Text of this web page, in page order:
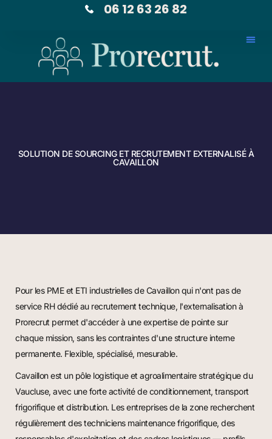
06 12 63 26 82
SOLUTION DE SOURCING ET RECRUTEMENT EXTERNALISÉ À
CAVAILLON
Pour les PME et ETI industrielles de Cavaillon qui n'ont pas de
service RH dédié au recrutement technique, l'externalisation à
Prorecrut permet d'accéder à une expertise de pointe sur
chaque mission, sans les contraintes d'une structure interne
permanente. Flexible, spécialisé, mesurable.
Cavaillon est un pôle logistique et agroalimentaire stratégique du
Vaucluse, avec une forte activité de conditionnement, transport
frigorifique et distribution. Les entreprises de la zone recherchent
régulièrement des techniciens maintenance frigorifique, des